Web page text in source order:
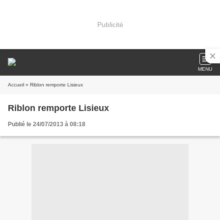
Publicité
MENU
Accueil » Riblon remporte Lisieux
Riblon remporte Lisieux
Publié le 24/07/2013 à 08:18